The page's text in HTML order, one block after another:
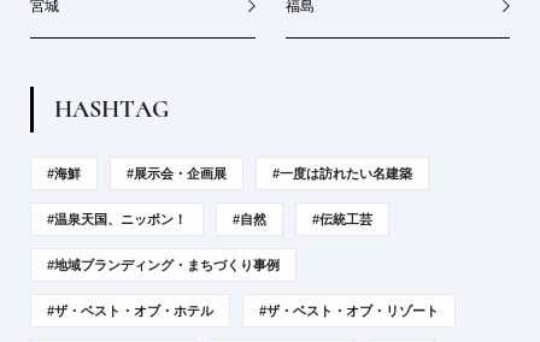
宮城 福島
HASHTAG
#海鮮 #展示会・企画展 #一度は訪れたい名建築
#温泉天国、ニッポン！ #自然 #伝統工芸
#地域ブランディング・まちづくり事例
#ザ・ベスト・オブ・ホテル #ザ・ベスト・オブ・リゾート